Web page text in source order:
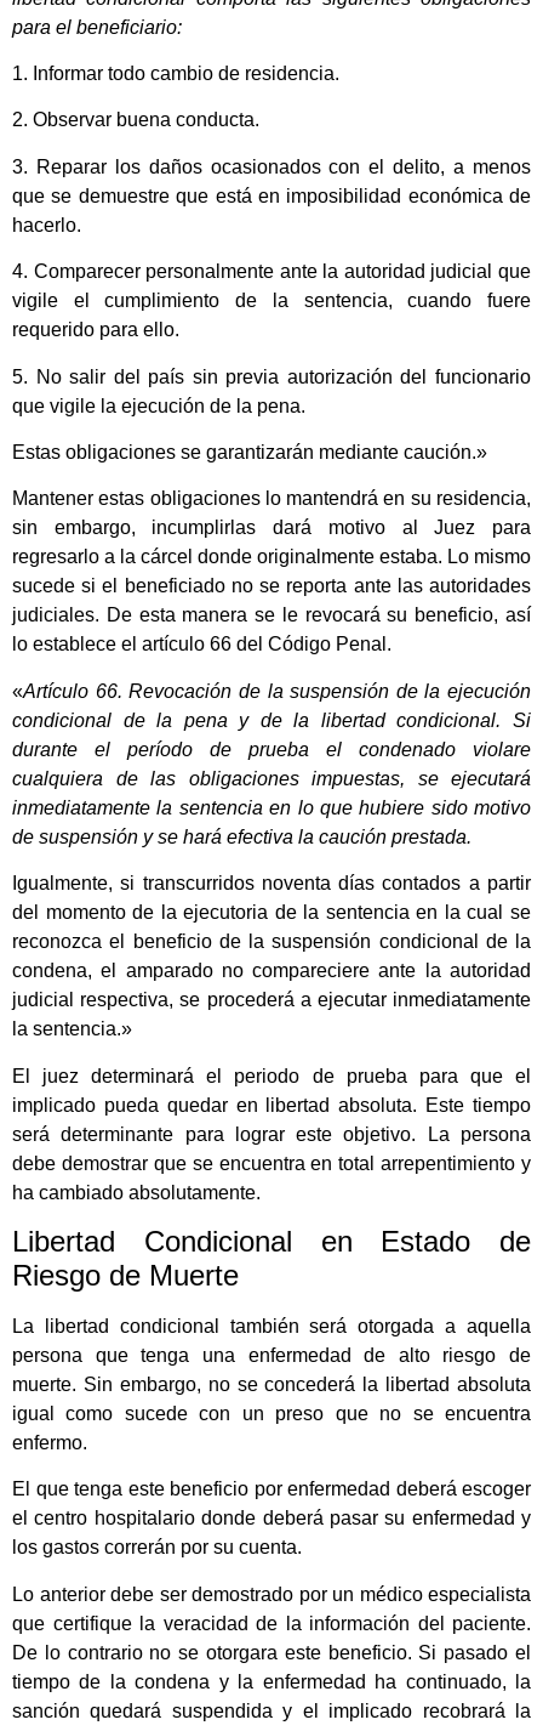
para el beneficiario:
1. Informar todo cambio de residencia.
2. Observar buena conducta.
3. Reparar los daños ocasionados con el delito, a menos
que se demuestre que está en imposibilidad económica de
hacerlo.
4. Comparecer personalmente ante la autoridad judicial que
vigile el cumplimiento de la sentencia, cuando fuere
requerido para ello.
5. No salir del país sin previa autorización del funcionario
que vigile la ejecución de la pena.
Estas obligaciones se garantizarán mediante caución.»
Mantener estas obligaciones lo mantendrá en su residencia,
sin embargo, incumplirlas dará motivo al Juez para
regresarlo a la cárcel donde originalmente estaba. Lo mismo
sucede si el beneficiado no se reporta ante las autoridades
judiciales. De esta manera se le revocará su beneficio, así
lo establece el artículo 66 del Código Penal.
«Artículo 66. Revocación de la suspensión de la ejecución
condicional de la pena y de la libertad condicional. Si
durante el período de prueba el condenado violare
cualquiera de las obligaciones impuestas, se ejecutará
inmediatamente la sentencia en lo que hubiere sido motivo
de suspensión y se hará efectiva la caución prestada.
Igualmente, si transcurridos noventa días contados a partir
del momento de la ejecutoria de la sentencia en la cual se
reconozca el beneficio de la suspensión condicional de la
condena, el amparado no compareciere ante la autoridad
judicial respectiva, se procederá a ejecutar inmediatamente
la sentencia.»
El juez determinará el periodo de prueba para que el
implicado pueda quedar en libertad absoluta. Este tiempo
será determinante para lograr este objetivo. La persona
debe demostrar que se encuentra en total arrepentimiento y
ha cambiado absolutamente.
Libertad Condicional en Estado de
Riesgo de Muerte
La libertad condicional también será otorgada a aquella
persona que tenga una enfermedad de alto riesgo de
muerte. Sin embargo, no se concederá la libertad absoluta
igual como sucede con un preso que no se encuentra
enfermo.
El que tenga este beneficio por enfermedad deberá escoger
el centro hospitalario donde deberá pasar su enfermedad y
los gastos correrán por su cuenta.
Lo anterior debe ser demostrado por un médico especialista
que certifique la veracidad de la información del paciente.
De lo contrario no se otorgara este beneficio. Si pasado el
tiempo de la condena y la enfermedad ha continuado, la
sanción quedará suspendida y el implicado recobrará la